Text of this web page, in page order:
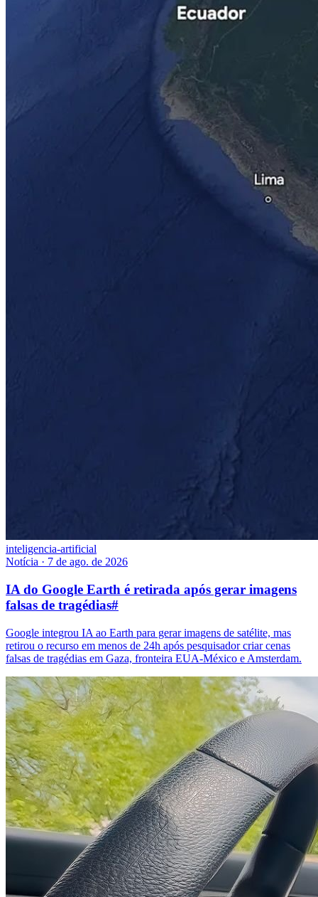
inteligencia-artificial
Notícia · 7 de ago. de 2026
IA do Google Earth é retirada após gerar imagens
falsas de tragédias#
Google integrou IA ao Earth para gerar imagens de satélite, mas
retirou o recurso em menos de 24h após pesquisador criar cenas
falsas de tragédias em Gaza, fronteira EUA-México e Amsterdam.